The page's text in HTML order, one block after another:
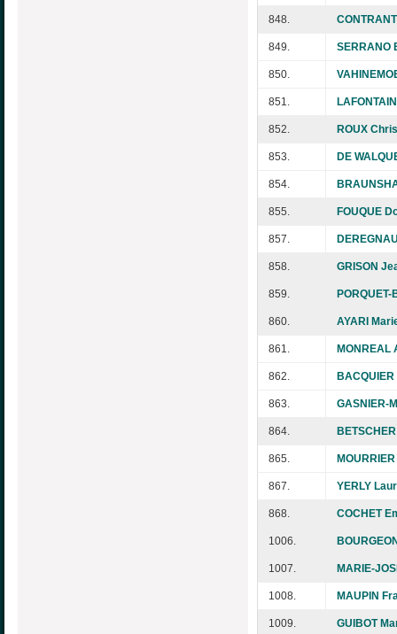
848.
849. SERRANO
850.
851.
852. ROUX
853. DE
854.
855. FOUQUE
857.
858. GRISON
859.
860. AYARI
861. MONREAL
862.
863. GASNIER-
864.
865.
867. YERLY
868. COCHET
1006.
1007. MARIE-
1008. MAUPIN
1009. GUIBOT